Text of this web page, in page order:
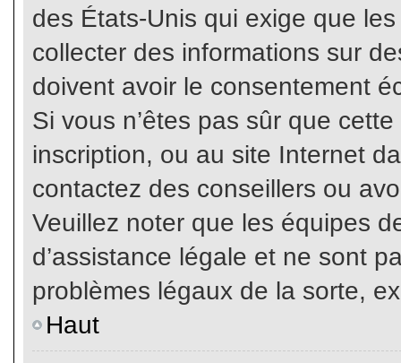
des États-Unis qui exige que
collecter des informations sur
doivent avoir le consentement
Si vous n’êtes pas sûr que
inscription, ou au site Internet
contactez des conseillers ou
Veuillez noter que les équipes
d’assistance légale et ne sont
problèmes légaux de la sorte,
Haut